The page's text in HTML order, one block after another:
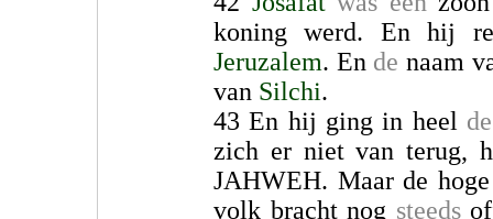
koning werd. En hij
Jeruzalem. En de naam
van Silchi.
43 En hij ging in heel de
zich er niet van terug,
JAHWEH. Maar de
volk bracht nog steeds